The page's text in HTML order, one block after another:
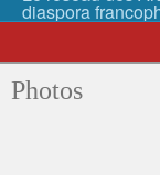
Photos